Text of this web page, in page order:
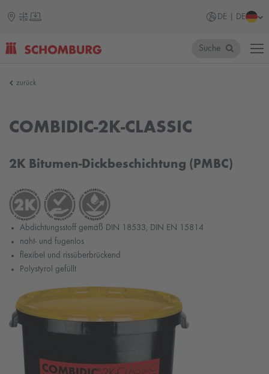
DE | DE
Suche
zurück
COMBIDIC-2K-CLASSIC
2K Bitumen-Dickbeschichtung (PMBC)
Abdichtungsstoff gemäß DIN 18533, DIN EN 15814
naht- und fugenlos
flexibel und rissüberbrückend
Polystyrol gefüllt